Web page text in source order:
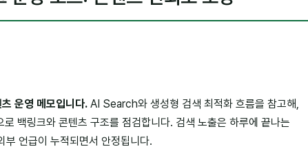
운영 메모입니다. AI Search와 생성형 검색 최적화 흐름을 참고해,
로 백링크와 콘텐츠 구조를 점검합니다. 검색 노출은 하루에 끝나는
부 언급이 누적되면서 안정됩니다.